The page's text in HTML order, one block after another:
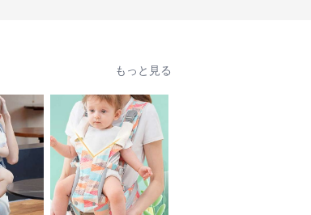
もっと見る